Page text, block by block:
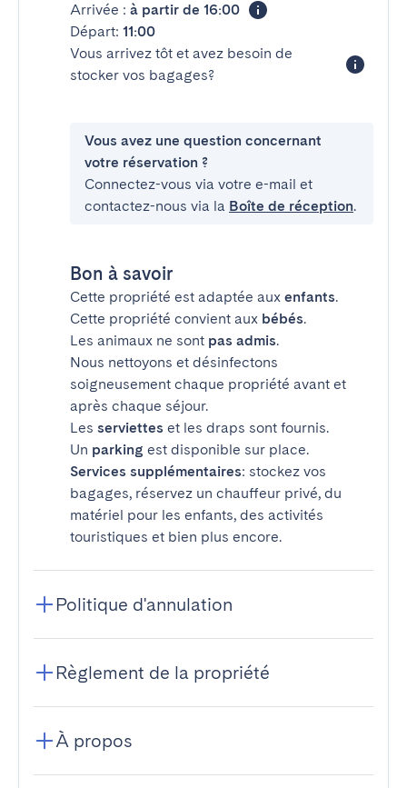
Arrivée : à partir de 16:00
Départ: 11:00
Vous arrivez tôt et avez besoin de
stocker vos bagages?
Vous avez une question concernant
votre réservation ?
Connectez-vous via votre e-mail et
contactez-nous via la Boîte de réception.
Bon à savoir
Cette propriété est adaptée aux enfants.
Cette propriété convient aux bébés.
Les animaux ne sont pas admis.
Nous nettoyons et désinfectons
soigneusement chaque propriété avant et
après chaque séjour.
Les serviettes et les draps sont fournis.
Un parking est disponible sur place.
Services supplémentaires: stockez vos
bagages, réservez un chauffeur privé, du
matériel pour les enfants, des activités
touristiques et bien plus encore.
Politique d'annulation
Règlement de la propriété
À propos